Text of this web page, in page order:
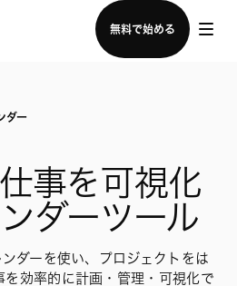
無料で始める
ームに問い合わせる
ダー
事を可視化
ダーツール
ダーを使い、プロジェクトをは
を効率的に計画・管理・可視化で